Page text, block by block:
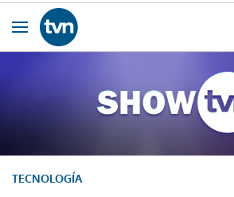
Ir al contenido
Obrir navegació
TECNOLOGÍA